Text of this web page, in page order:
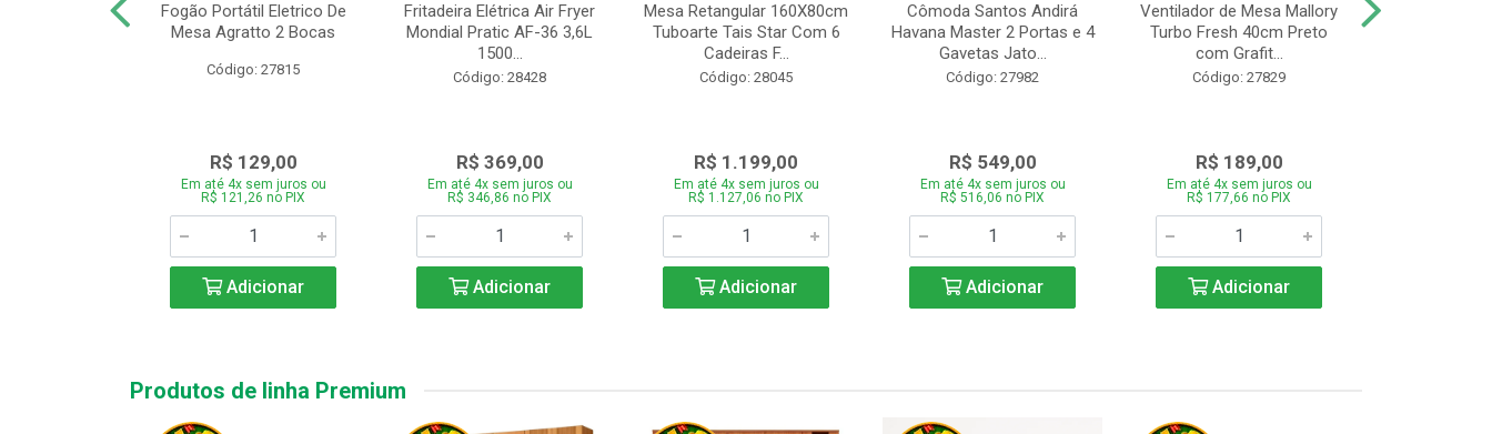
Fogão Portátil Eletrico De
Mesa Agratto 2 Bocas
Código: 27815
R$ 129,00
Em até 4x sem juros ou
R$ 121,26 no PIX
Adicionar
Fritadeira Elétrica Air Fryer
Mondial Pratic AF-36 3,6L
1500...
Código: 28428
R$ 369,00
Em até 4x sem juros ou
R$ 346,86 no PIX
Adicionar
Mesa Retangular 160X80cm
Tuboarte Tais Star Com 6
Cadeiras F...
Código: 28045
R$ 1.199,00
Em até 4x sem juros ou
R$ 1.127,06 no PIX
Adicionar
Cômoda Santos Andirá
Havana Master 2 Portas e 4
Gavetas Jato...
Código: 27982
R$ 549,00
Em até 4x sem juros ou
R$ 516,06 no PIX
Adicionar
Ventilador de Mesa Mallory
Turbo Fresh 40cm Preto
com Grafit...
Código: 27829
R$ 189,00
Em até 4x sem juros ou
R$ 177,66 no PIX
Adicionar
Produtos de linha Premium